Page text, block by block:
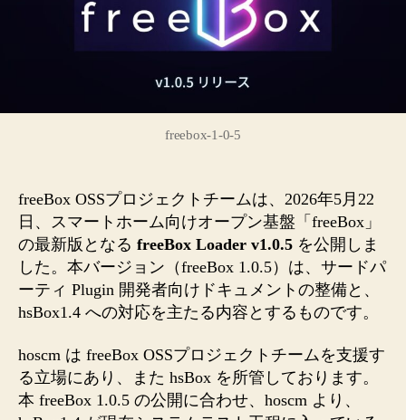
／
hsBox1.4
ベ
版
（Build
供
開
の
お
知
ら
へ
の
freebox-1-0-5
freeBox OSSプロジェクトチームは、2026年5月22
日、スマートホーム向けオープン基盤「freeBox」
の最新版となる freeBox Loader v1.0.5 を公開しま
した。本バージョン（freeBox 1.0.5）は、サードパ
ーティ Plugin 開発者向けドキュメントの整備と、
hsBox1.4 への対応を主たる内容とするものです。
hoscm は freeBox OSSプロジェクトチームを支援す
る立場にあり、また hsBox を所管しております。
本 freeBox 1.0.5 の公開に合わせ、hoscm より、